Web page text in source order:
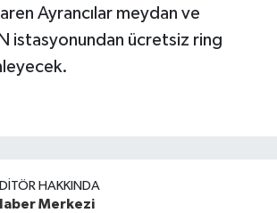
Ayrancılar meydan ve
istasyonundan ücretsiz ring
HAKKINDA
Merkezi